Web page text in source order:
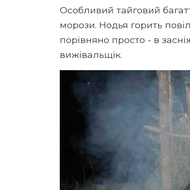
Особливий тайговий
морози. Нодья горить
порівняно просто - в
вижівальщік.